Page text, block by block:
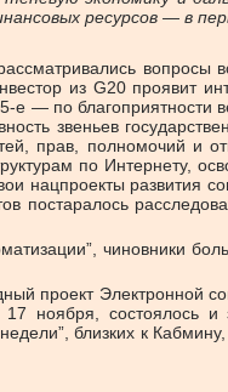
ресурсов — в
вопросы
из G20 проявит
е — по благоприятности
звеньев
прав, полномочий и
по Интернету,
развития
постаралось
чиновники
проект Электронной
ноября, состоялось и
близких к